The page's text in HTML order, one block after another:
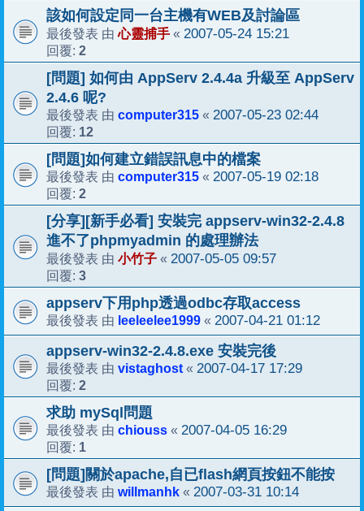
該如何設定同一台主機有WEB及討論區
最後發表 由心靈捕手 « 2007-05-24 15:21
回覆: 2
[問題] 如何由 AppServ 2.4.4a 升級至 AppServ
2.4.6 呢?
最後發表 由 computer315 « 2007-05-23 02:44
回覆: 12
[問題]如何建立錯誤訊息中的檔案
最後發表 由 computer315 « 2007-05-19 02:18
回覆: 2
[分享][新手必看] 安裝完 appserv-win32-2.4.8
進不了phpmyadmin 的處理辦法
最後發表 由 小竹子 « 2007-05-05 09:57
回覆: 3
appserv下用php透過odbc存取access
最後發表 由 leeleelee1999 « 2007-04-21 01:12
appserv-win32-2.4.8.exe 安裝完後
最後發表 由 vistaghost « 2007-04-17 17:29
回覆: 2
求助 mySql問題
最後發表 由 chiouss « 2007-04-05 16:29
回覆: 1
[問題]關於apache,自已flash網頁按鈕不能按
最後發表 由 willmanhk « 2007-03-31 10:14